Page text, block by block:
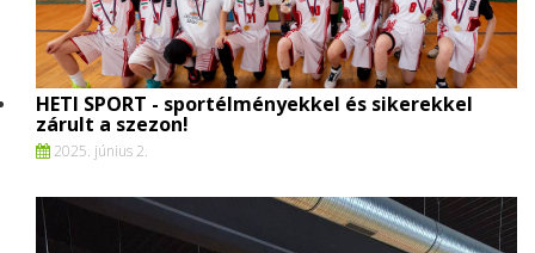
HETI SPORT - sportélményekkel és sikerekkel
zárult a szezon!
2025. június 2.